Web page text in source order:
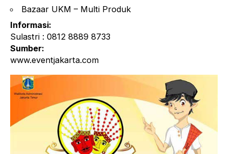
Bazaar UKM – Multi Produk
Informasi:
Sulastri : 0812 8889 8733
Sumber:
www.eventjakarta.com